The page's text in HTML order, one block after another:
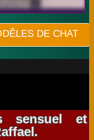
DE CHAT
sensuel et